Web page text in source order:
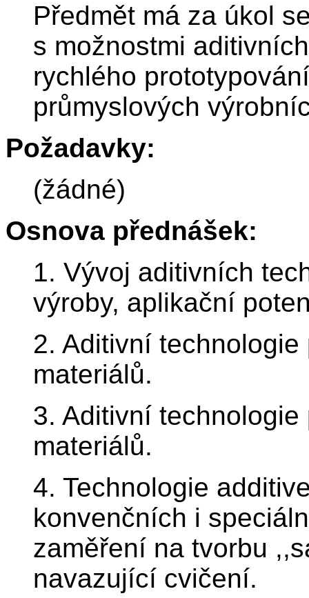
Předmět má za úkol
s možnostmi
rychlého
průmyslových
Požadavky:
(žádné)
Osnova přednášek:
1. Vývoj aditivních
výroby, aplikační
2. Aditivní
materiálů.
3. Aditivní
materiálů.
4. Technologie
konvenčních i
zaměření na tvorbu
navazující cvičení.